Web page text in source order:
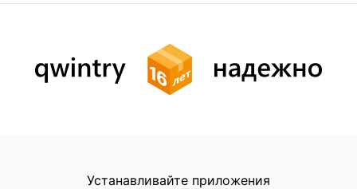
Устанавливайте приложения